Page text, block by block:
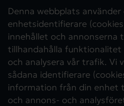
Denna webbplats
enhetsidentifierare
innehållet och annonserna
tillhandahålla funktionalitet
och analysera vår trafik. Vi
sådana identifierare
information från din enhet
och annons- och